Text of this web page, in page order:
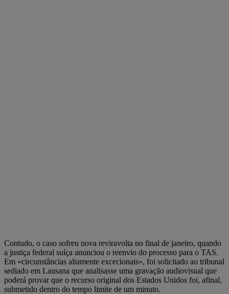
Contudo, o caso sofreu nova reviravolta no final de janeiro, quando
a justiça federal suíça anunciou o reenvio do processo para o TAS.
Em «circunstâncias altamente excecionais», foi solicitado ao tribunal
sediado em Lausana que analisasse uma gravação audiovisual que
poderá provar que o recurso original dos Estados Unidos foi, afinal,
submetido dentro do tempo limite de um minuto.